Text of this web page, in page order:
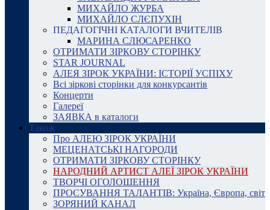
МИХАЙЛО ЖУРБА
МИХАЙЛО СЛЄПУХІН
ПЕДАГОГІЧНІ КАТАЛОГИ ВЧИТЕЛІВ
МАРИНА СЛЮСАРЕНКО
ОТРИМАТИ ЗІРКОВУ СТОРІНКУ
STAR JOURNAL
АЛЕЯ ЗІРОК УКРАЇНИ: ІСТОРІЇ УСПІХУ
Всі зіркові сторінки для конкурсантів
Концерти
Галереї
ЗАЯВКА в каталоги
Також
Про АЛЕЮ ЗІРОК УКРАЇНИ
МЕЦЕНАТСЬКІ НАГОРОДИ
ОТРИМАТИ ЗІРКОВУ СТОРІНКУ
НАРОДНИЙ АРТИСТ АЛЕЇ ЗІРОК УКРАЇНИ
ТВОРЧІ ОГОЛОШЕННЯ
ПРОСУВАННЯ ТАЛАНТІВ: Україна, Європа, світ
ЗОРЯНИЙ КАНАЛ